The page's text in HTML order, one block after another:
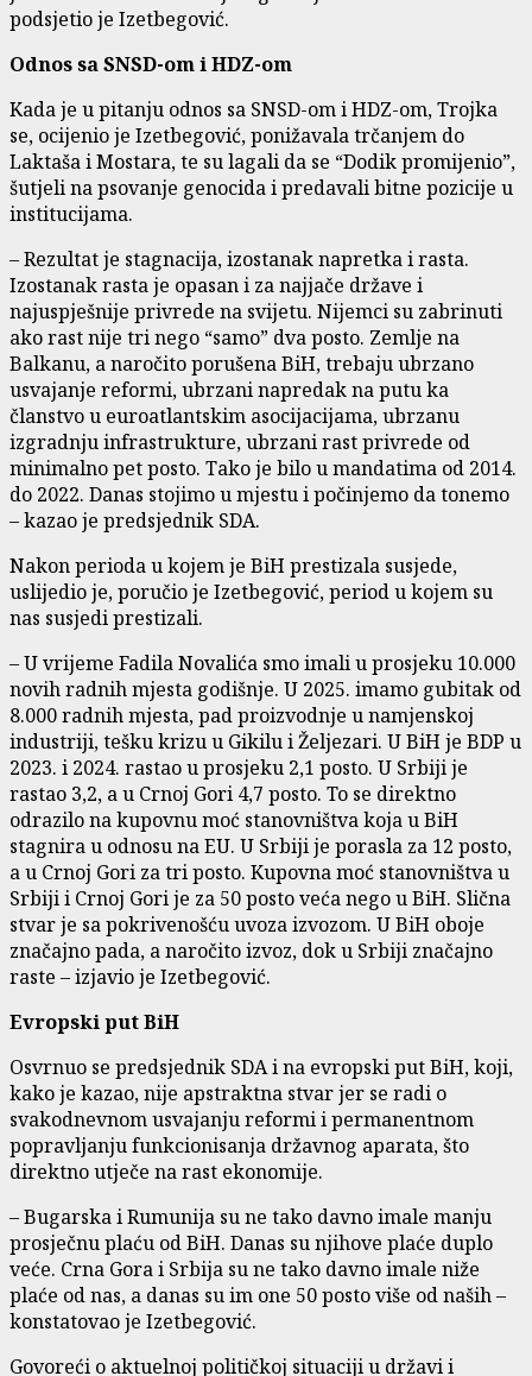
podsjetio je Izetbegović.
Odnos sa SNSD-om i HDZ-om
Kada je u pitanju odnos sa SNSD-om i HDZ-om, Trojka
se, ocijenio je Izetbegović, ponižavala trčanjem do
Laktaša i Mostara, te su lagali da se “Dodik promijenio”,
šutjeli na psovanje genocida i predavali bitne pozicije u
institucijama.
– Rezultat je stagnacija, izostanak napretka i rasta.
Izostanak rasta je opasan i za najjače države i
najuspješnije privrede na svijetu. Nijemci su zabrinuti
ako rast nije tri nego “samo” dva posto. Zemlje na
Balkanu, a naročito porušena BiH, trebaju ubrzano
usvajanje reformi, ubrzani napredak na putu ka
članstvo u euroatlantskim asocijacijama, ubrzanu
izgradnju infrastrukture, ubrzani rast privrede od
minimalno pet posto. Tako je bilo u mandatima od 2014.
do 2022. Danas stojimo u mjestu i počinjemo da tonemo
– kazao je predsjednik SDA.
Nakon perioda u kojem je BiH prestizala susjede,
uslijedio je, poručio je Izetbegović, period u kojem su
nas susjedi prestizali.
– U vrijeme Fadila Novalića smo imali u prosjeku 10.000
novih radnih mjesta godišnje. U 2025. imamo gubitak od
8.000 radnih mjesta, pad proizvodnje u namjenskoj
industriji, tešku krizu u Gikilu i Željezari. U BiH je BDP u
2023. i 2024. rastao u prosjeku 2,1 posto. U Srbiji je
rastao 3,2, a u Crnoj Gori 4,7 posto. To se direktno
odrazilo na kupovnu moć stanovništva koja u BiH
stagnira u odnosu na EU. U Srbiji je porasla za 12 posto,
a u Crnoj Gori za tri posto. Kupovna moć stanovništva u
Srbiji i Crnoj Gori je za 50 posto veća nego u BiH. Slična
stvar je sa pokrivenošću uvoza izvozom. U BiH oboje
značajno pada, a naročito izvoz, dok u Srbiji značajno
raste – izjavio je Izetbegović.
Evropski put BiH
Osvrnuo se predsjednik SDA i na evropski put BiH, koji,
kako je kazao, nije apstraktna stvar jer se radi o
svakodnevnom usvajanju reformi i permanentnom
popravljanju funkcionisanja državnog aparata, što
direktno utječe na rast ekonomije.
– Bugarska i Rumunija su ne tako davno imale manju
prosječnu plaću od BiH. Danas su njihove plaće duplo
veće. Crna Gora i Srbija su ne tako davno imale niže
plaće od nas, a danas su im one 50 posto više od naših –
konstatovao je Izetbegović.
Govoreći o aktuelnoj političkoj situaciji u državi i